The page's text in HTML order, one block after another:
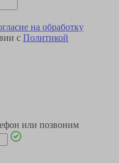
на обработку
с Политикой
или позвоним